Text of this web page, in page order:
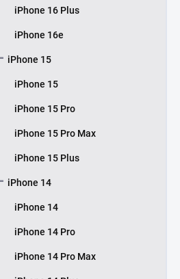
iPhone 16 Plus
iPhone 16e
iPhone 15
iPhone 15
iPhone 15 Pro
iPhone 15 Pro Max
iPhone 15 Plus
iPhone 14
iPhone 14
iPhone 14 Pro
iPhone 14 Pro Max